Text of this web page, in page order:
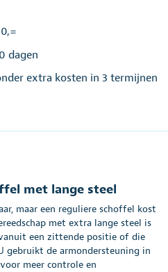
dagen
extra kosten in 3 termijnen
met lange steel
maar een reguliere schoffel kost
met extra lange steel is
een zittende positie of die
gebruikt de armondersteuning in
meer controle en